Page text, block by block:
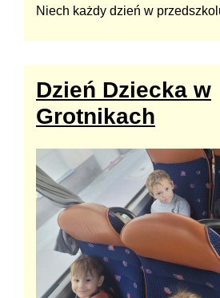
Niech każdy dzień w
Dzień Dziecka w
Grotnikach